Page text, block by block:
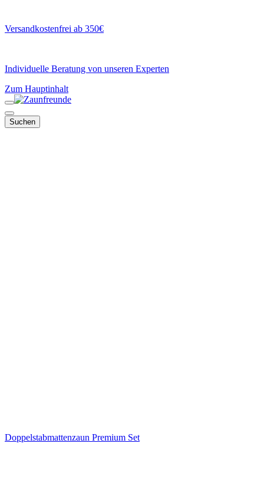
Versandkostenfrei ab 350€
Individuelle Beratung von unseren Experten
Zum Hauptinhalt
Suchen
Doppelstabmattenzaun Premium Set